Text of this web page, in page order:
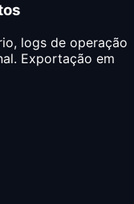
logs de operação
Exportação em